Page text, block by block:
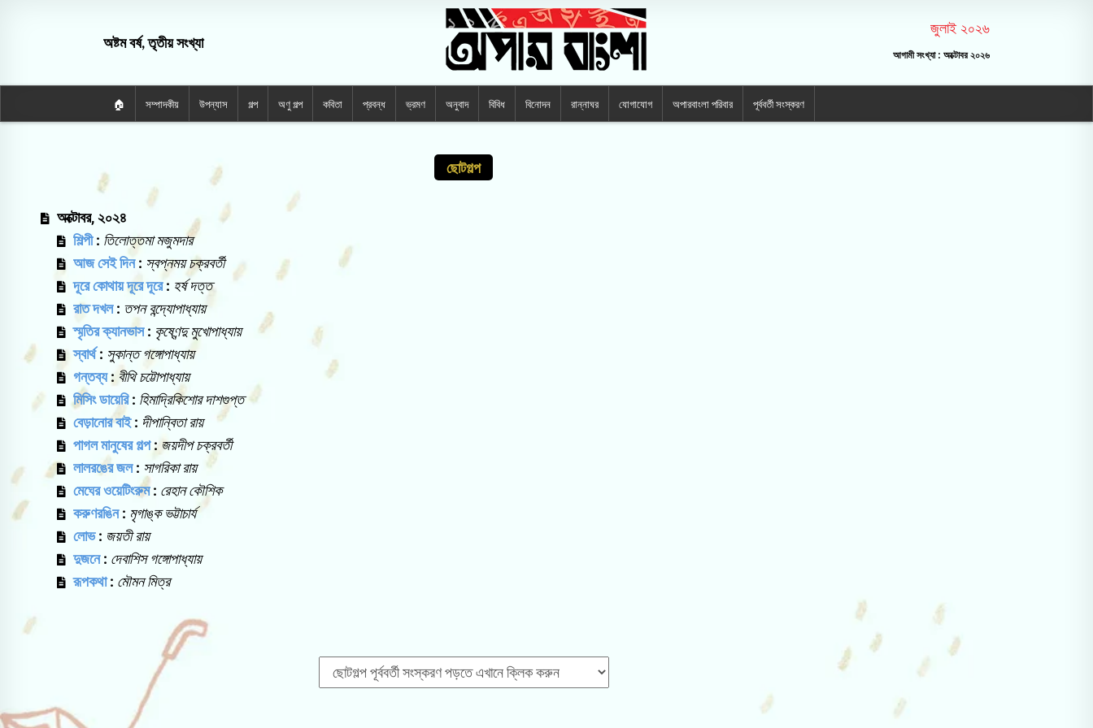
অষ্টম বর্ষ, তৃতীয় সংখ্যা
জুলাই ২০২৬
আগামী সংখ্যা : অক্টোবর ২০২৬
🏠 সম্পাদকীয় উপন্যাস গল্প অণু গল্প কবিতা প্রবন্ধ ভ্রমণ অনুবাদ বিবিধ বিনোদন রান্নাঘর যোগাযোগ অপারবাংলা পরিবার পূর্ববর্তী সংস্করণ
ছোটগল্প
অক্টোবর, ২০২৪
শিল্পী: তিলোত্তমা মজুমদার
আজ সেই দিন: স্বপ্নময় চক্রবর্তী
দূরে কোথায় দূরে দূরে: হর্ষ দত্ত
রাত দখল: তপন বন্দ্যোপাধ্যায়
স্মৃতির ক্যানভাস: কৃষ্ণেন্দু মুখোপাধ্যায়
স্বার্থ: সুকান্ত গঙ্গোপাধ্যায়
গন্তব্য: বীথি চট্টোপাধ্যায়
মিসিং ডায়েরি: হিমাদ্রিকিশোর দাশগুপ্ত
বেড়ানোর বাই: দীপান্বিতা রায়
পাগল মানুষের গল্প: জয়দীপ চক্রবর্তী
লালরঙের জল: সাগরিকা রায়
মেঘের ওয়েটিংরুম: রেহান কৌশিক
করুণরঙিন: মৃগাঙ্ক ভট্টাচার্য
লোভ: জয়তী রায়
দুজনে: দেবাশিস গঙ্গোপাধ্যায়
রূপকথা: মৌমন মিত্র